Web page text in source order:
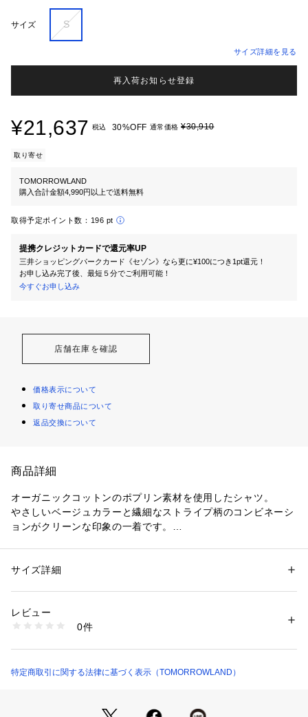
サイズ S
サイズ詳細を見る
再入荷お知らせ登録
¥21,637 税込 30%OFF 通常価格 ¥30,910
取り寄せ
TOMORROWLAND
購入合計金額4,990円以上で送料無料
取得予定ポイント数： 196 pt
提携クレジットカードで還元率UP
三井ショッピングパークカード《セゾン》なら更に¥100につき1pt還元！
お申し込み完了後、最短５分でご利用可能！
今すぐお申し込み
店舗在庫を確認
価格表示について
取り寄せ商品について
返品交換について
商品詳細
オーガニックコットンのポプリン素材を使用したシャツ。
やさしいベージュカラーと繊細なストライプ柄のコンビネーシ
ョンがクリーンな印象の一着です。
ご家庭で洗濯可能なのでデイリーに取り入れやすいのもポイン
〈BASERANGE（ベースレンジ）〉
2012年より、デンマークとフランスから始まったアンダーウ
素材にこだわりを持ちながらモダンかつベーシックなデザイン
性別：レディース
素材：綿100％
洗濯：洗濯機、漂白不可、タンブル乾燥不可、自然乾燥、アイロン仕上げ
可、ドライ可、ウエットクリーニング可
商品番号：1095000027117 （モール）
サイズ詳細
レビュー
0件
特定商取引に関する法律に基づく表示（TOMORROWLAND）